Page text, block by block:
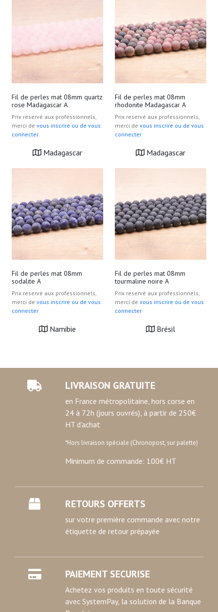
Fil de perles mat 08mm quartz
rose Madagascar A
Prix reservé aux professionnels,
merci de vous inscrire ou de vous
connecter
Madagascar
Fil de perles mat 08mm
rhodonite Madagascar A
Prix reservé aux professionnels,
merci de vous inscrire ou de vous
connecter
Madagascar
Fil de perles mat 08mm
sodalite A
Prix reservé aux professionnels,
merci de vous inscrire ou de vous
connecter
Namibie
Fil de perles mat 08mm
tourmaline noire A
Prix reservé aux professionnels,
merci de vous inscrire ou de vous
connecter
Brésil
LIVRAISON GRATUITE
en France métropolitaine, hors corse en
24 à 72h (jours ouvrés), à partir de 250€
HT d'achat
*Hors livraison spéciale (Chronopost, sur palette)
Minimum de commande: 100€ HT
RETOURS OFFERTS
sur votre première commande avec notre
étiquette de retour prépayée
PAIEMENT SECURISE
Achetez vos produits en toute sécurité
avec SystemPay, la solution de la Banque